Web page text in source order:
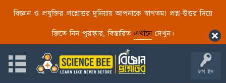
বিজ্ঞান ও প্রযুক্তির প্রশ্নোত্তর দুনিয়ায় আপনাকে স্বাগতম! প্রশ্ন-উত্তর দিয়ে
জিতে নিন পুরস্কার, বিস্তারিত এখানেদেখুন।
লগ ইন